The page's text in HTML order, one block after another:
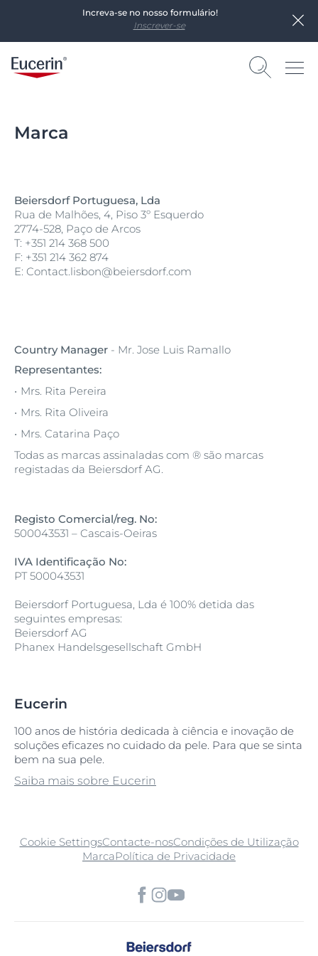
Increva-se no nosso formulário!
Inscrever-se
Marca
Beiersdorf Portuguesa, Lda
Rua de Malhões, 4, Piso 3º Esquerdo
2774-528, Paço de Arcos
T: +351 214 368 500
F: +351 214 362 874
E: Contact.lisbon@beiersdorf.com
Country Manager - Mr. Jose Luis Ramallo
Representantes:
Mrs. Rita Pereira
Mrs. Rita Oliveira
Mrs. Catarina Paço
Todas as marcas assinaladas com ® são marcas
registadas da Beiersdorf AG.
Registo Comercial/reg. No:
500043531 – Cascais-Oeiras
IVA Identificação No:
PT 500043531
Beiersdorf Portuguesa, Lda é 100% detida das
seguintes empresas:
Beiersdorf AG
Phanex Handelsgesellschaft GmbH
Eucerin
100 anos de história dedicada à ciência e inovação de
soluções eficazes no cuidado da pele. Para que se sinta
bem na sua pele.
Saiba mais sobre Eucerin
Cookie SettingsContacte-nosCondições de Utilização
MarcaPolítica de Privacidade